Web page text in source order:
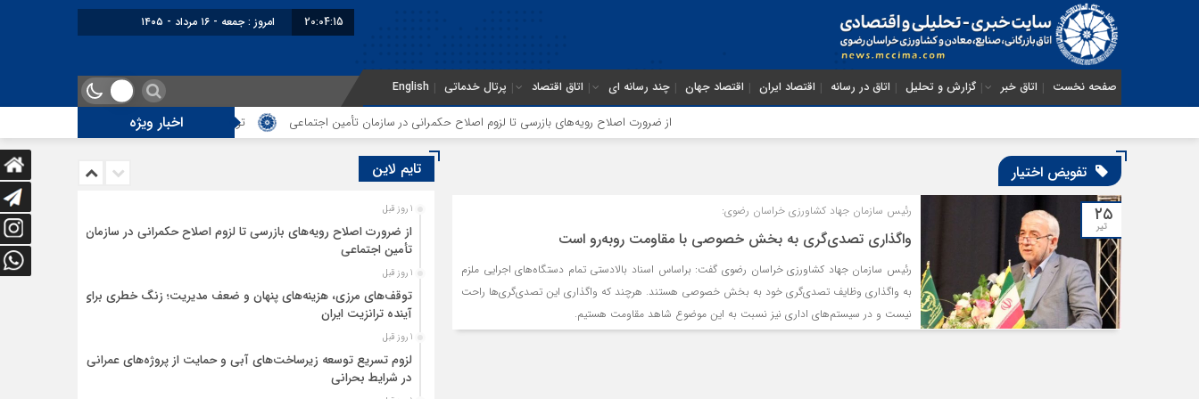
20:04:15 امروز : جمعه - ۱۶ مرداد - ۱۴۰۵
صفحه نخست اتاق خبر گزارش و تحلیل اتاق در رسانه اقتصاد ایران اقتصاد جهان چند رسانه ای اتاق اقتصاد پرتال خدماتی English
اخبار ویژه از ضرورت اصلاح رویه‌های بازرسی تا لزوم اصلاح حکمرانی در سازمان تأمین اجتماعی توقف‌های مرزی، هزینه‌های پنهان و ضعف مدیریت؛ زنگ
تفویض اختیار
۲۵
تیر
رئیس سازمان جهاد کشاورزی خراسان رضوی:
واگذاری تصدی‌گری به بخش خصوصی با مقاومت روبه‌رو است
رئیس سازمان جهاد کشاورزی خراسان رضوی گفت: براساس اسناد بالادستی تمام دستگاه‌های اجرایی ملزم
به واگذاری وظایف تصدی‌گری خود به بخش خصوصی هستند. هرچند که واگذاری این تصدی‌گری‌ها راحت
نیست و در سیستم‌های اداری نیز نسبت به این موضوع شاهد مقاومت هستیم.
تایم لاین
1 روز قبل
از ضرورت اصلاح رویه‌های بازرسی تا لزوم اصلاح حکمرانی در سازمان
تأمین اجتماعی
1 روز قبل
توقف‌های مرزی، هزینه‌های پنهان و ضعف مدیریت؛ زنگ خطری برای
آینده ترانزیت ایران
1 روز قبل
لزوم تسریع توسعه زیرساخت‌های آبی و حمایت از پروژه‌های عمرانی
در شرایط بحرانی